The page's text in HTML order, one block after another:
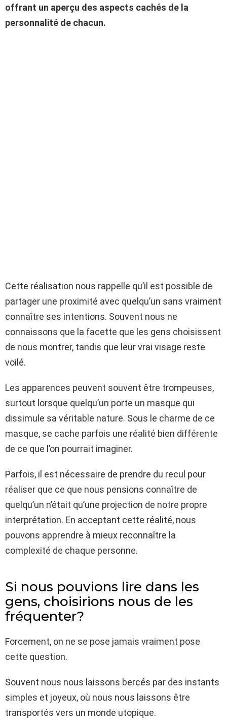
offrant un aperçu des aspects cachés de la
personnalité de chacun.
Cette réalisation nous rappelle qu’il est possible de
partager une proximité avec quelqu’un sans vraiment
connaître ses intentions. Souvent nous ne
connaissons que la facette que les gens choisissent
de nous montrer, tandis que leur vrai visage reste
voilé.
Les apparences peuvent souvent être trompeuses,
surtout lorsque quelqu’un porte un masque qui
dissimule sa véritable nature. Sous le charme de ce
masque, se cache parfois une réalité bien différente
de ce que l’on pourrait imaginer.
Parfois, il est nécessaire de prendre du recul pour
réaliser que ce que nous pensions connaître de
quelqu’un n’était qu’une projection de notre propre
interprétation. En acceptant cette réalité, nous
pouvons apprendre à mieux reconnaître la
complexité de chaque personne.
Si nous pouvions lire dans les
gens, choisirions nous de les
fréquenter?
Forcement, on ne se pose jamais vraiment pose
cette question.
Souvent nous nous laissons bercés par des instants
simples et joyeux, où nous nous laissons être
transportés vers un monde utopique.